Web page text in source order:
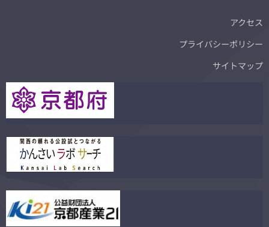
アクセス
プライバシーポリシー
サイトマップ